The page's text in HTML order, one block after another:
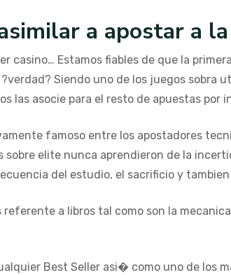
a apostar a
casino… Estamos fiables de que la
Siendo uno de los juegos sobra
las asocie para el resto de apuestas por
famoso entre los apostadores
elite nunca aprendieron de la
del estudio, el sacrificio y
a libros tal como son la
Best Seller asi� como uno de los